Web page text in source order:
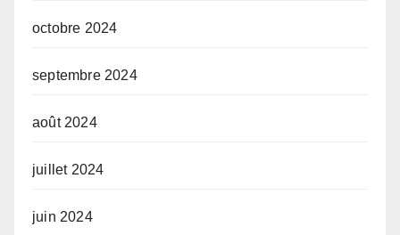
octobre 2024
septembre 2024
août 2024
juillet 2024
juin 2024